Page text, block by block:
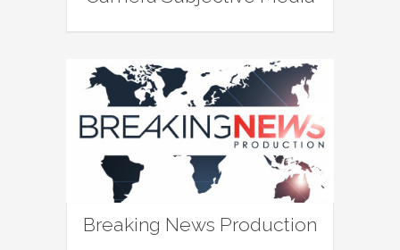
Breaking News Production